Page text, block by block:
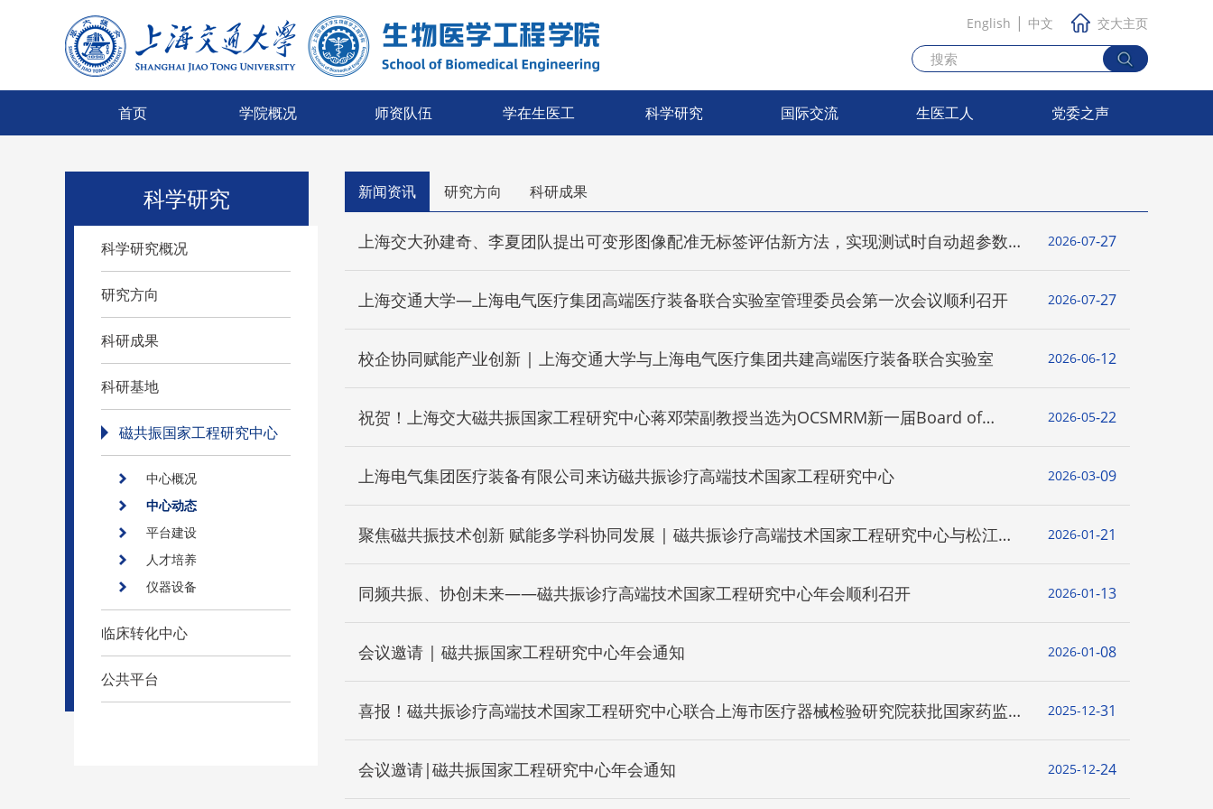
首页 学院概况 师资队伍 学在生医工 科学研究 国际交流 生医工人 党委之声
English | 中文 交大主页
科学研究
科学研究概况
研究方向
科研成果
科研基地
磁共振国家工程研究中心
中心概况
中心动态
平台建设
人才培养
仪器设备
临床转化中心
公共平台
新闻资讯 研究方向 科研成果
上海交大孙建奇、李夏团队提出可变形图像配准无标签评估新方法，实现测试时自动超参数选
27
2026-07
上海交通大学—上海电气医疗集团高端医疗装备联合实验室管理委员会第一次会议顺利召开 27
2026-07
校企协同赋能产业创新 | 上海交通大学与上海电气医疗集团共建高端医疗装备联合实验室 12
2026-06
祝贺！上海交大磁共振国家工程研究中心蒋邓荣副教授当选为OCSMRM新一届Board of
22
2026-05
上海电气集团医疗装备有限公司来访磁共振诊疗高端技术国家工程研究中心 09
2026-03
聚焦磁共振技术创新 赋能多学科协同发展 | 磁共振诊疗高端技术国家工程研究中心与松江研
21
2026-01
同频共振、协创未来——磁共振诊疗高端技术国家工程研究中心年会顺利召开 13
2026-01
会议邀请 | 磁共振国家工程研究中心年会通知 08
2026-01
喜报！磁共振诊疗高端技术国家工程研究中心联合上海市医疗器械检验研究院获批国家药监局
31
2025-12
会议邀请|磁共振国家工程研究中心年会通知 24
2025-12